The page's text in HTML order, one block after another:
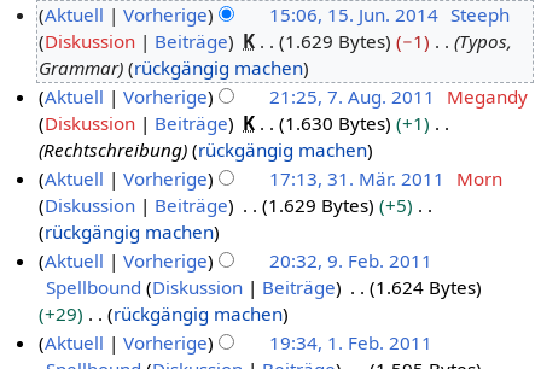
A
u
2
4
n
0
Aktuell Vorherige 15:06, 15. Jun. 2014 Steeph
Diskussion
Beiträge K 1.629 Bytes −1
Typos,
Grammar
rückgängig machen
A
u
2
Aktuell Vorherige 21:25, 7. Aug. 2011
Megandy
Diskussion
Beiträge K 1.630 Bytes
+1
Rechtschreibung
rückgängig machen
Aktuell Vorherige 17:13, 31. Mär. 2011
Morn
Diskussion
Beiträge 1.629 Bytes
+5
K
e
n
e
B
rückgängig machen
F
Aktuell Vorherige
20:32, 9. Feb. 2011
Spellbound Diskussion Beiträge
1.624 Bytes
+29
K
rückgängig machen
Aktuell Vorherige
19:34, 1. Feb. 2011